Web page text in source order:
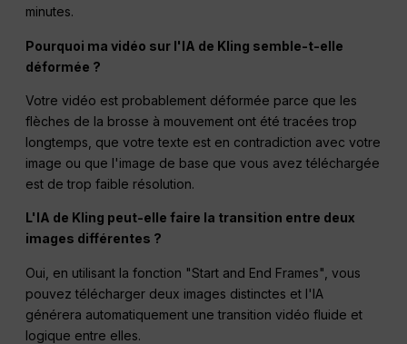
minutes.
Pourquoi ma vidéo sur l'IA de Kling semble-t-elle
déformée ?
Votre vidéo est probablement déformée parce que les
flèches de la brosse à mouvement ont été tracées trop
longtemps, que votre texte est en contradiction avec votre
image ou que l'image de base que vous avez téléchargée
est de trop faible résolution.
L'IA de Kling peut-elle faire la transition entre deux
images différentes ?
Oui, en utilisant la fonction "Start and End Frames", vous
pouvez télécharger deux images distinctes et l'IA
générera automatiquement une transition vidéo fluide et
logique entre elles.